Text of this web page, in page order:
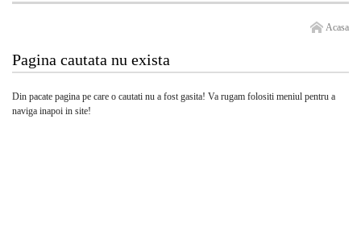
Acasa
Pagina cautata nu exista
Din pacate pagina pe care o cautati nu a fost gasita! Va rugam folositi meniul pentru a
naviga inapoi in site!